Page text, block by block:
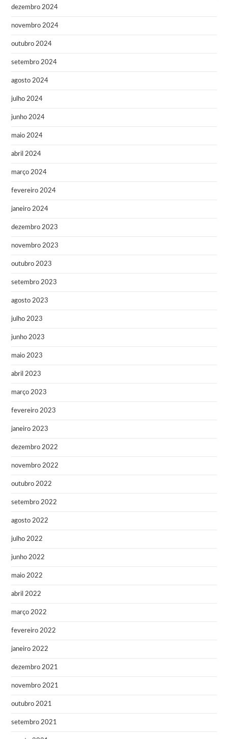
dezembro 2024
novembro 2024
outubro 2024
setembro 2024
agosto 2024
julho 2024
junho 2024
maio 2024
abril 2024
março 2024
fevereiro 2024
janeiro 2024
dezembro 2023
novembro 2023
outubro 2023
setembro 2023
agosto 2023
julho 2023
junho 2023
maio 2023
abril 2023
março 2023
fevereiro 2023
janeiro 2023
dezembro 2022
novembro 2022
outubro 2022
setembro 2022
agosto 2022
julho 2022
junho 2022
maio 2022
abril 2022
março 2022
fevereiro 2022
janeiro 2022
dezembro 2021
novembro 2021
outubro 2021
setembro 2021